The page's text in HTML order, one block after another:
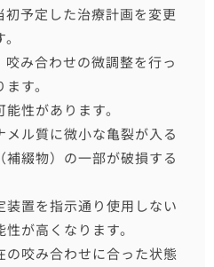
予定した治療計画を変更
み合わせの微調整を行っ
す。
性があります。
ル質に微小な亀裂が入る
補綴物）の一部が破損する
置を指示通り使用しない
が高くなります。
咬み合わせに合った状態